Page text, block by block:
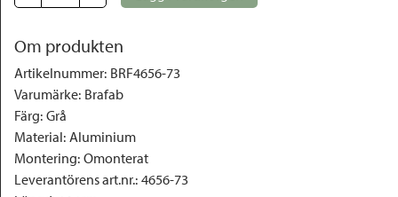
Om produkten
Artikelnummer: BRF4656-73
Varumärke: Brafab
Färg: Grå
Material: Aluminium
Montering: Omonterat
Leverantörens art.nr.: 4656-73